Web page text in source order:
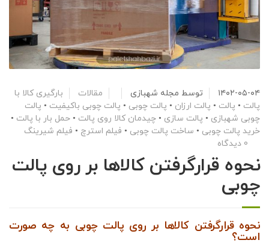
۱۴۰۲-۰۵-۰۴ توسط مجله شهبازی مقالات
بارگیری کالا با
پالت • پالت • پالت ارزان • پالت چوبی • پالت چوبی باکیفیت • پالت
چوبی شهبازی • پالت سازی • چیدمان کالا روی پالت • حمل بار با پالت •
خرید پالت چوبی • ساخت پالت چوبی • فیلم استرچ • فیلم شیرینگ
0 دیدگاه
نحوه قرارگرفتن کالاها بر روی پالت
چوبی
نحوه قرارگرفتن کالاها بر روی پالت چوبی به چه صورت
است؟